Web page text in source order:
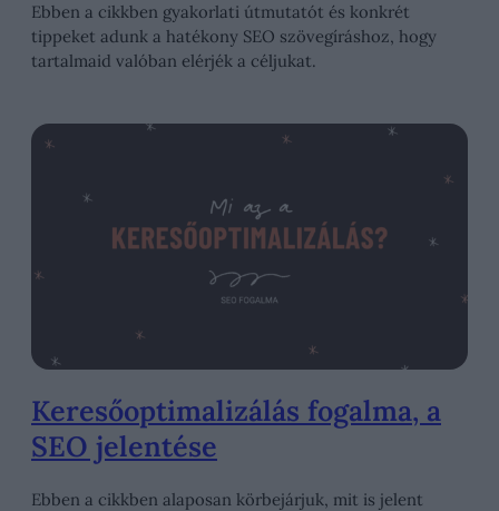
Ebben a cikkben gyakorlati útmutatót és konkrét
tippeket adunk a hatékony SEO szövegíráshoz, hogy
tartalmaid valóban elérjék a céljukat.
Keresőoptimalizálás fogalma, a
SEO jelentése
Ebben a cikkben alaposan körbejárjuk, mit is jelent